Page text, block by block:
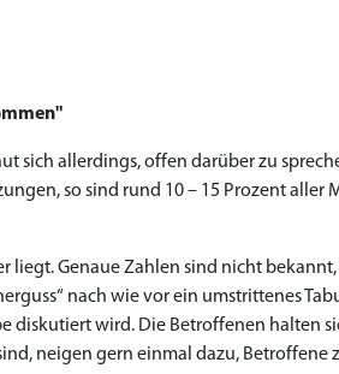
sich allerdings, offen darüber zu
so sind rund 10 – 15 Prozent aller
liegt. Genaue Zahlen sind nicht
nach wie vor ein umstrittenes
wird. Die Betroffenen halten
neigen gern einmal dazu, Betroffene